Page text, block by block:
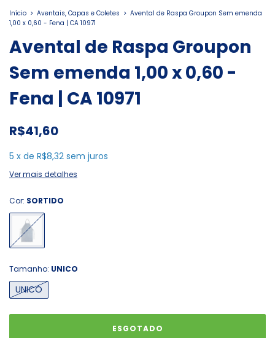
Início > Aventais, Capas e Coletes > Avental de Raspa Groupon Sem emenda
1,00 x 0,60 - Fena | CA 10971
Avental de Raspa Groupon
Sem emenda 1,00 x 0,60 -
Fena | CA 10971
R$41,60
5 x de R$8,32 sem juros
Ver mais detalhes
Cor: SORTIDO
Tamanho: UNICO
UNICO